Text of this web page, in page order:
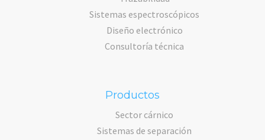
Sistemas espectroscópicos
Diseño electrónico
Consultoría técnica
Productos
Sector cárnico
Sistemas de separación